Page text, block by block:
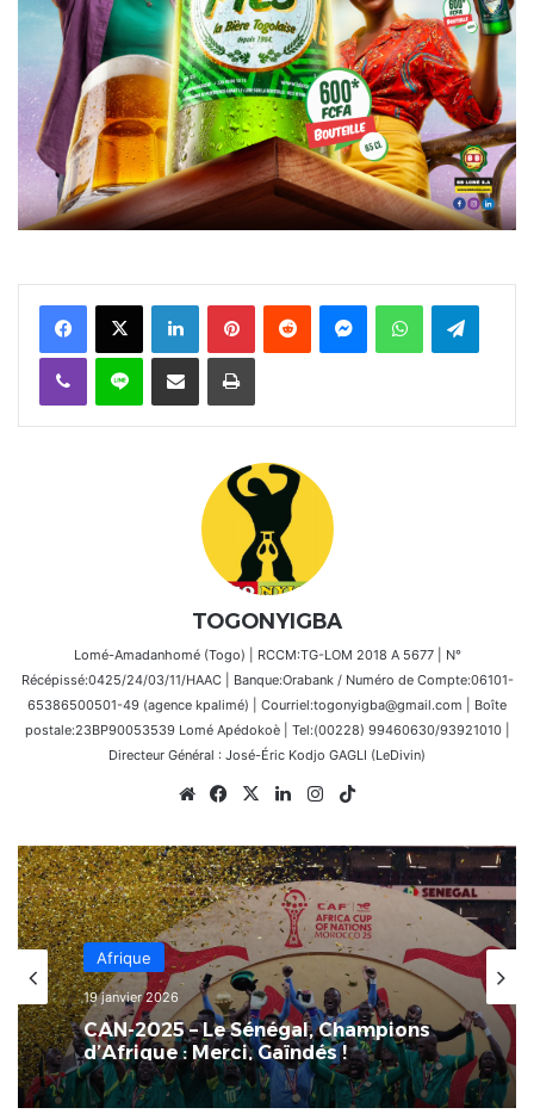
FacebookX Linkedin PinterestReddit MessengerWhatsAppTelegram
Viber Ligne Partager par email Imprimer
TOGONYIGBA
Lomé-Amadanhomé (Togo) | RCCM:TG-LOM 2018 A 5677 | N°
Récépissé:0425/24/03/11/HAAC | Banque:Orabank / Numéro de Compte:06101-
65386500501-49 (agence kpalimé) | Courriel:togonyigba@gmail.com | Boîte
postale:23BP90053539 Lomé Apédokoè | Tel:(00228) 99460630/93921010 |
Directeur Général : José-Éric Kodjo GAGLI (LeDivin)
WebsiteFacebook
X LinkedinInstagram
Afrique
19 janvier 2026
CAN-2025 – Le Sénégal, Champions
d’Afrique : Merci, Gaïndés !